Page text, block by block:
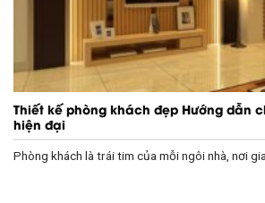
Thiết kế phòng khách đẹp Hướng dẫn
hiện đại
Phòng khách là trái tim của mỗi ngôi nhà, nơi